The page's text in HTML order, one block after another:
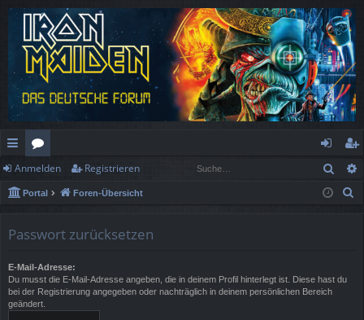
ch
ne
rif
f
or
en
n
m
n
eg
ist
Anmelden Registrieren
Portal Foren-Übersicht
Passwort zurücksetzen
E-Mail-Adresse:
Du musst die E-Mail-Adresse angeben, die in deinem Profil hinterlegt ist. Diese hast du
bei der Registrierung angegeben oder nachträglich in deinem persönlichen Bereich
geändert.